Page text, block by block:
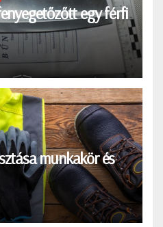
egy férfi
munkakör és